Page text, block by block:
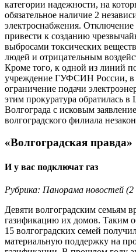
категории надежности, на
обязательное наличие 2
электроснабжения.
привести к созданию
выбросами токсических
людей и отрицательным
Кроме того, к одной из линий
учреждение ГУФСИН России, в
ограничение подачи
этим прокуратура обратилась
Волгограда с исковым
волгоградского филиала
«Волгоградская правда»
И у вас подключат газ
Рубрика: Панорама новостей (2
Девяти волгоградским семьям
газификацию их домов. Таким
15 волгоградских семей
материальную поддержку на